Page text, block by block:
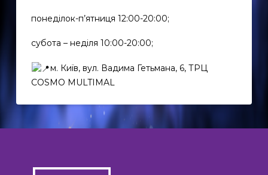
понеділок-п’ятниця 12:00-20:00;
субота – неділя 10:00-20:00;
м. Київ, вул. Вадима Гетьмана, 6, ТРЦ
COSMO MULTIMAL
UK